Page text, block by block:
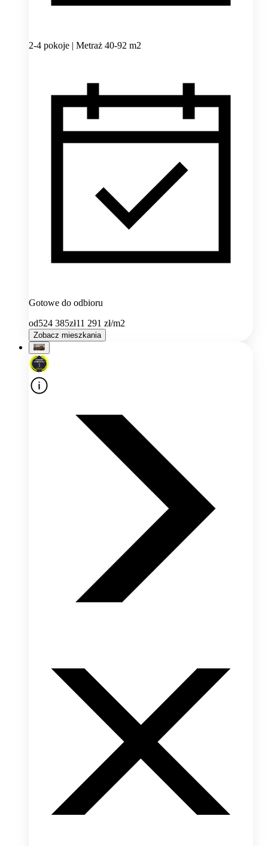
2-4 pokoje | Metraż 40-92 m2
Gotowe do odbioru
od524 385zł11 291 zł/m2
Zobacz mieszkania